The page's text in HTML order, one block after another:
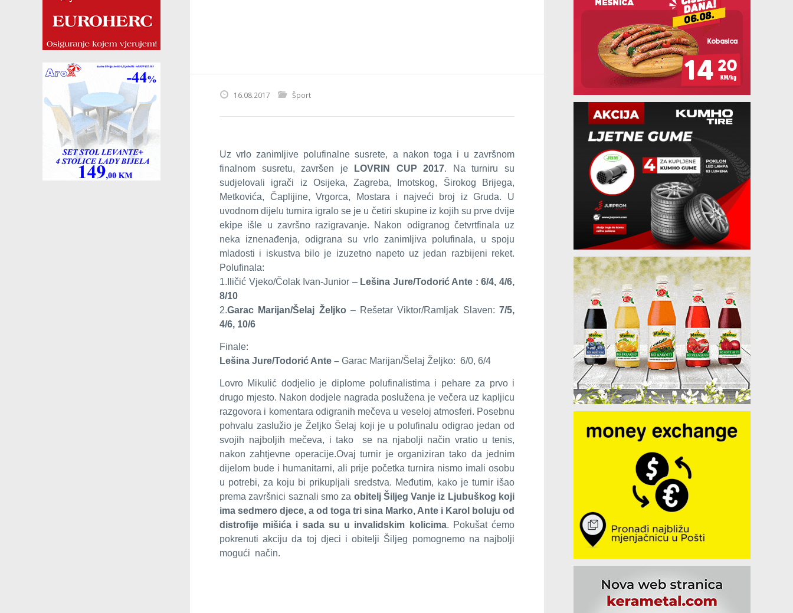
16.08.2017 Šport
Uz vrlo zanimljive polufinalne susrete, a nakon toga i u završnom
finalnom susretu, završen je
LOVRIN CUP 2017. Na turniru su
sudjelovali igrači iz Osijeka, Zagreba, Imotskog, Širokog Brijega,
Metkovića, Čaplijine, Vrgorca, Mostara i najveći broj iz Gruda. U
uvodnom dijelu turnira igralo se je u četiri skupine iz kojih su prve dvije
ekipe išle u završno razigravanje. Nakon odigranog četvrtfinala uz
neka iznenađenja, odigrana su vrlo zanimljiva polufinala, u spoju
mladosti i iskustva bilo je izuzetno napeto uz jedan razbijeni reket.
Polufinala:
1.Iličić Vjeko/Čolak Ivan-Junior – Lešina Jure/Todorić Ante : 6/4, 4/6,
8/10
2.Garac Marijan/Šelaj Željko – Rešetar Viktor/Ramljak Slaven:7/5,
4/6, 10/6
Finale:
Lešina Jure/Todorić Ante – Garac Marijan/Šelaj Željko: 6/0, 6/4
Lovro Mikulić dodjelio je diplome polufinalistima i pehare za prvo i
drugo mjesto. Nakon dodjele nagrada poslužena je večera uz kapljicu
razgovora i komentara odigranih mečeva u veseloj atmosferi. Posebnu
pohvalu zaslužio je Željko Šelaj koji je u polufinalu odigrao jedan od
svojih najboljih mečeva, i tako se na njabolji način vratio u tenis,
nakon zahtjevne operacije.Ovaj turnir je organiziran tako da jednim
dijelom bude i humanitarni, ali prije početka turnira nismo imali osobu
u potrebi, za koju bi prikupljali sredstva. Međutim, kako je turnir išao
prema završnici saznali smo za obitelj Šiljeg Vanje iz Ljubuškog koji
ima sedmero djece, a od toga tri sina Marko, Ante i Karol boluju od
distrofije mišića i sada su u invalidskim kolicima. Pokušat ćemo
pokrenuti akciju da toj djeci i obitelji Šiljeg pomognemo na najbolji
mogući način.